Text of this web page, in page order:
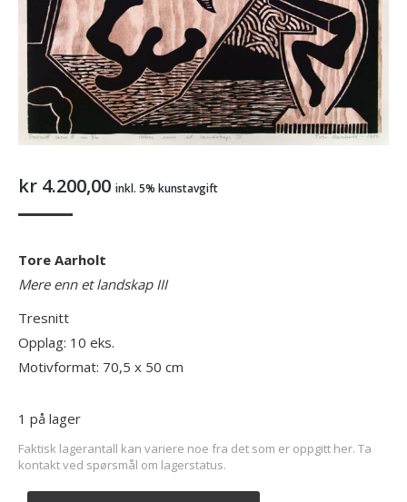
kr 4.200,00 inkl. 5% kunstavgift
Tore Aarholt
Mere enn et landskap III
Tresnitt
Opplag: 10 eks.
Motivformat: 70,5 x 50 cm
1 på lager
Faktisk lagerantall kan variere noe fra det som er oppgitt her. Ta
kontakt ved spørsmål om lagerstatus.